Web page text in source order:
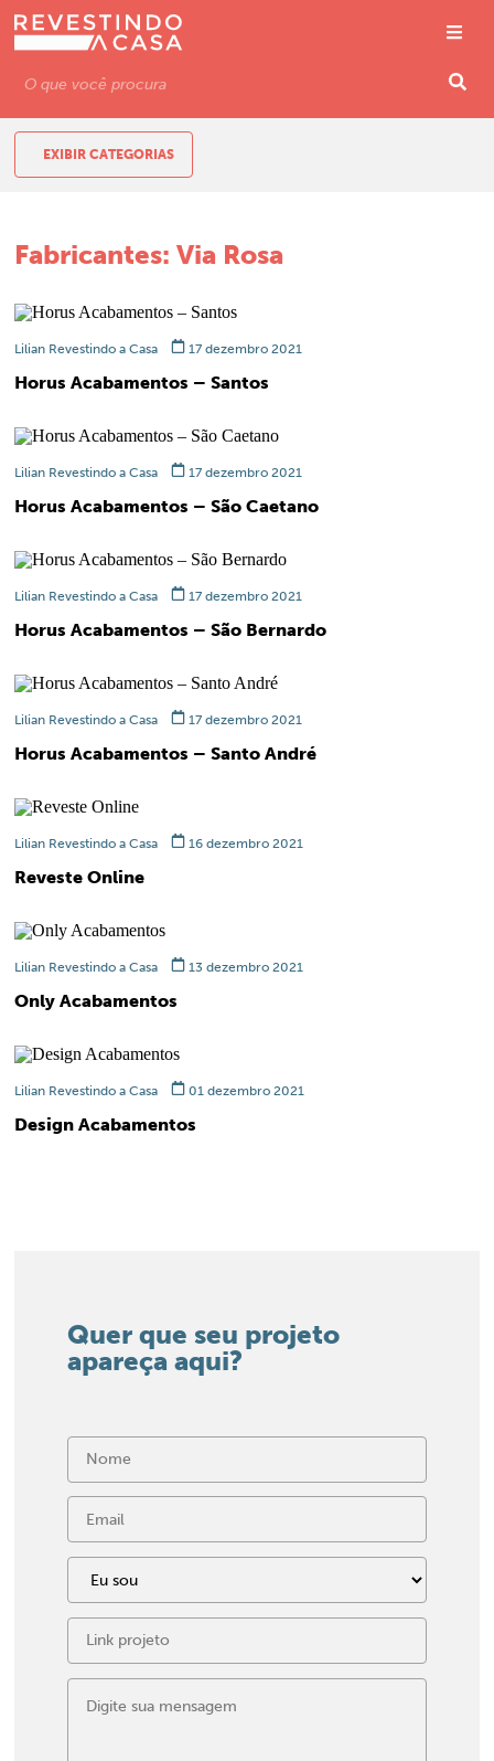
EXIBIR CATEGORIAS
Fabricantes: Via Rosa
Lilian Revestindo a Casa 17 dezembro 2021
Horus Acabamentos – Santos
Lilian Revestindo a Casa 17 dezembro 2021
Horus Acabamentos – São Caetano
Lilian Revestindo a Casa 17 dezembro 2021
Horus Acabamentos – São Bernardo
Lilian Revestindo a Casa 17 dezembro 2021
Horus Acabamentos – Santo André
Lilian Revestindo a Casa 16 dezembro 2021
Reveste Online
Lilian Revestindo a Casa 13 dezembro 2021
Only Acabamentos
Lilian Revestindo a Casa 01 dezembro 2021
Design Acabamentos
Quer que seu projeto
apareça aqui?